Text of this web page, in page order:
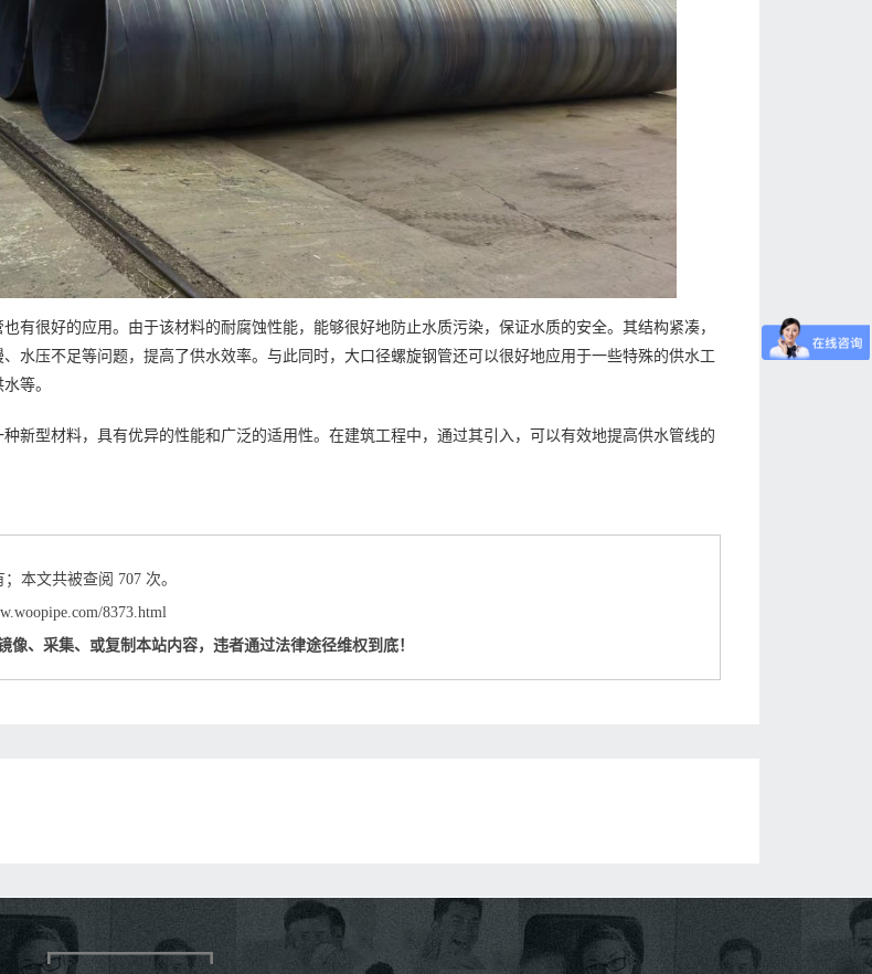
有很好的应用。由于该材料的耐腐蚀性能，能够很好地防止水质污染，保证水质的安全。其结构紧凑，
水压不足等问题，提高了供水效率。与此同时，大口径螺旋钢管还可以很好地应用于一些特殊的供水工
等。
新型材料，具有优异的性能和广泛的适用性。在建筑工程中，通过其引入，可以有效地提高供水管线的
；本文共被查阅 707 次。
8373.html
像、采集、或复制本站内容，违者通过法律途径维权到底！